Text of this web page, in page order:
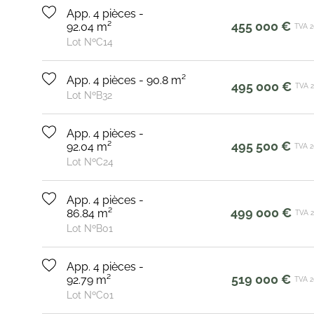
App. 4 pièces -
92.04 m²
Lot NºC14
455 000 € TVA
App. 4 pièces - 90.8 m²
Lot NºB32
495 000 € TVA
App. 4 pièces -
92.04 m²
Lot NºC24
495 500 € TVA
App. 4 pièces -
86.84 m²
Lot NºB01
499 000 € TVA
App. 4 pièces -
92.79 m²
Lot NºC01
519 000 € TVA